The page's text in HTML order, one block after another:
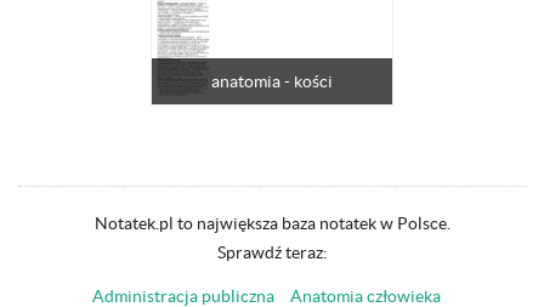
anatomia - kości
Notatek.pl to największa baza notatek w Polsce.
Sprawdź teraz:
Administracja publiczna
Anatomia człowieka